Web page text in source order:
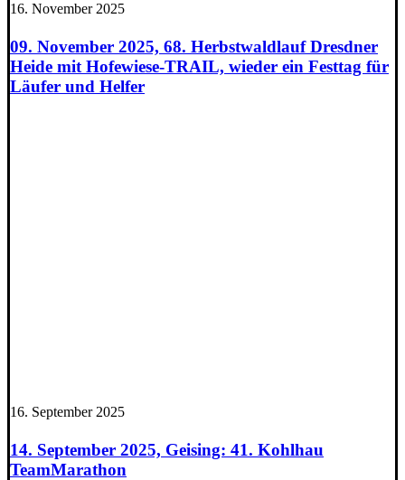
16. November 2025
09. November 2025, 68. Herbstwaldlauf Dresdner
Heide mit Hofewiese-TRAIL, wieder ein Festtag für
Läufer und Helfer
16. September 2025
14. September 2025, Geising: 41. Kohlhau
TeamMarathon